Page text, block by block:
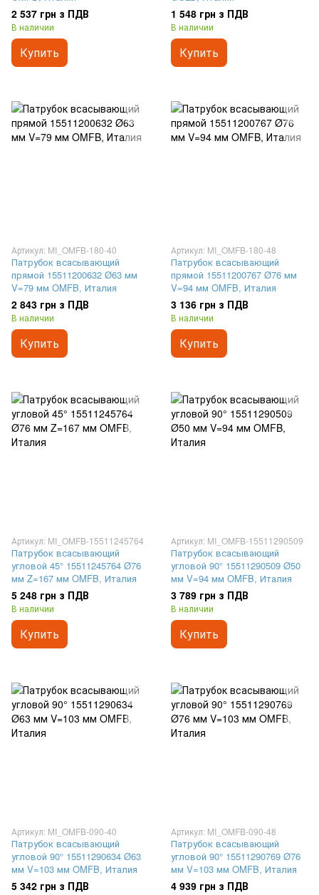
2 537 грн з ПДВ
В наличии
Купить
1 548 грн з ПДВ
В наличии
Купить
Артикул: MI_OMFB-180-40
Патрубок всасывающий
прямой 15511200632 Ø63 мм
V=79 мм OMFB, Италия
2 843 грн з ПДВ
В наличии
Купить
Артикул: MI_OMFB-180-48
Патрубок всасывающий
прямой 15511200767 Ø76 мм
V=94 мм OMFB, Италия
3 136 грн з ПДВ
В наличии
Купить
Артикул: MI_OMFB-15511245764
Патрубок всасывающий
угловой 45° 15511245764 Ø76
мм Z=167 мм OMFB, Италия
5 248 грн з ПДВ
В наличии
Купить
Артикул: MI_OMFB-15511290509
Патрубок всасывающий
угловой 90° 15511290509 Ø50
мм V=94 мм OMFB, Италия
3 789 грн з ПДВ
В наличии
Купить
Артикул: MI_OMFB-090-40
Патрубок всасывающий
угловой 90° 15511290634 Ø63
мм V=103 мм OMFB, Италия
5 342 грн з ПДВ
Артикул: MI_OMFB-090-48
Патрубок всасывающий
угловой 90° 15511290769 Ø76
мм V=103 мм OMFB, Италия
4 939 грн з ПДВ